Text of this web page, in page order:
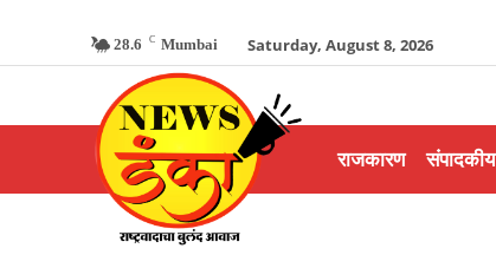
28.6 C Mumbai Saturday, August 8, 2026
राजकारण संपादकीय